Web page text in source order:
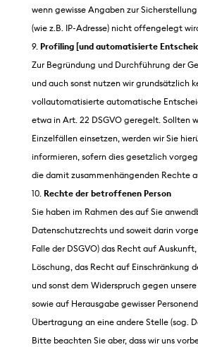
wenn gewisse Angaben zur
(wie z.B. IP-Adresse) nicht offengelegt
Profiling [und automatisierte
Zur Begründung und Durchführung der
und auch sonst nutzen wir grundsätzlich
vollautomatisierte automatische
etwa in Art. 22 DSGVO geregelt. Sollten
Einzelfällen einsetzen, werden wir Sie
informieren, sofern dies gesetzlich
die damit zusammenhängenden Rechte
Rechte der betroffenen Person
Sie haben im Rahmen des auf Sie
Datenschutzrechts und soweit darin
Falle der DSGVO) das Recht auf
Löschung, das Recht auf Einschränkung
und sonst dem Widerspruch gegen
sowie auf Herausgabe gewisser
Übertragung an eine andere Stelle (sog.
Bitte beachten Sie aber, dass wir uns